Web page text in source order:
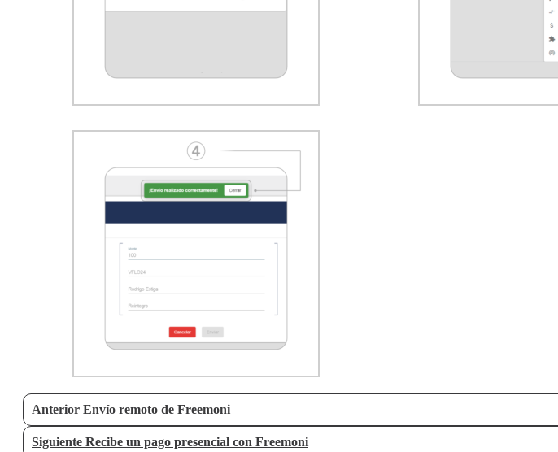
Anterior Envío remoto de Freemoni
Siguiente Recibe un pago presencial con Freemoni